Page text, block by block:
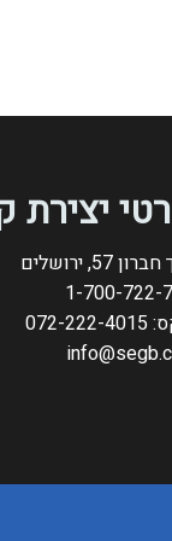
יצירת
57, ירושלים
1-700-722-
4015